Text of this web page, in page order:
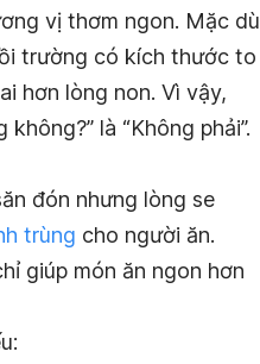
vị thơm ngon. Mặc dù
trường có kích thước to
hơn lòng non. Vì vậy,
là “Không phải”.
đón nhưng lòng se
trùng cho người ăn.
giúp món ăn ngon hơn